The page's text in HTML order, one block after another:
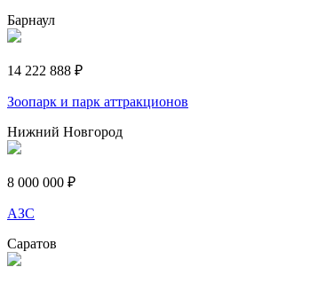
Барнаул
14 222 888 ₽
Зоопарк и парк аттракционов
Нижний Новгород
8 000 000 ₽
АЗС
Саратов